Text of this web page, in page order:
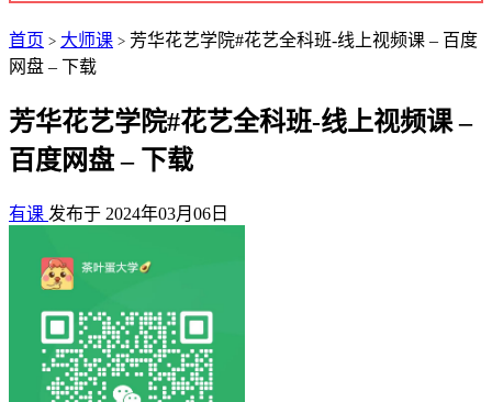
首页 > 大师课 > 芳华花艺学院#花艺全科班-线上视频课 – 百度
网盘 – 下载
芳华花艺学院#花艺全科班-线上视频课 –
百度网盘 – 下载
有课 发布于 2024年03月06日